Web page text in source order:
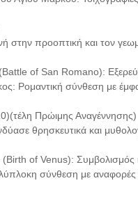
προοπτική και τον
of San Romano):
Ρομαντική σύνθεση με
Πρώιμης Αναγέννησης)
θρησκευτικά και
of Venus): Συμβολισμός
σύνθεση με αναφορές